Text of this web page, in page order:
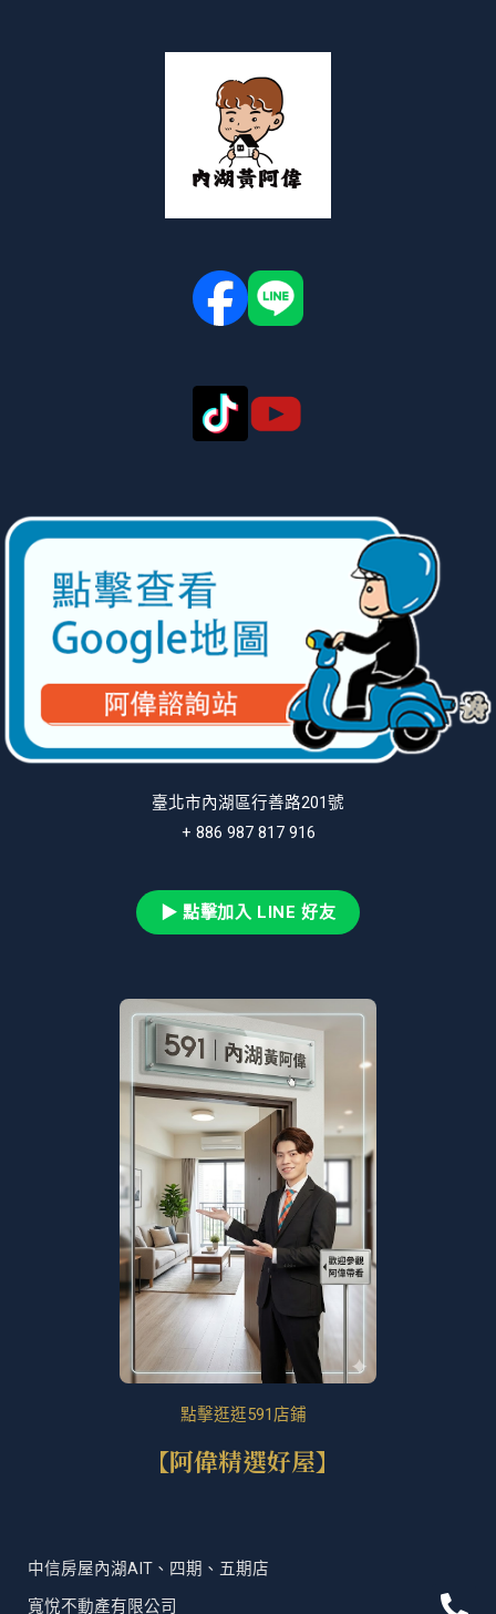
臺北市內湖區行善路201號
+ 886 987 817 916
▶ 點擊加入 LINE 好友
點擊逛逛591店鋪
【阿偉精選好屋】
中信房屋內湖AIT、四期、五期店
寬悅不動產有限公司